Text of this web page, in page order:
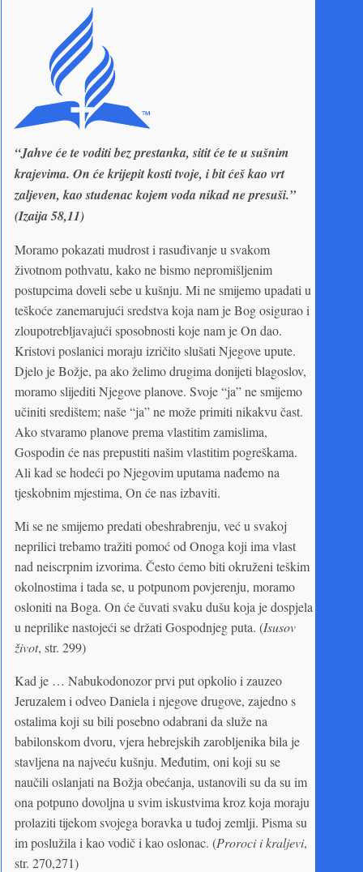
“Jahve će te voditi bez prestanka, sitit će te u sušnim
krajevima. On će krijepit kosti tvoje, i bit ćeš kao vrt
zaljeven, kao studenac kojem voda nikad ne presuši.”
(Izaija 58,11)
Moramo pokazati mudrost i rasuđivanje u svakom
životnom pothvatu, kako ne bismo nepromišljenim
postupcima doveli sebe u kušnju. Mi ne smijemo upadati u
teškoće zanemarujući sredstva koja nam je Bog osigurao i
zloupotrebljavajući sposobnosti koje nam je On dao.
Kristovi poslanici moraju izričito slušati Njegove upute.
Djelo je Božje, pa ako želimo drugima donijeti blagoslov,
moramo slijediti Njegove planove. Svoje “ja” ne smijemo
učiniti središtem; naše “ja” ne može primiti nikakvu čast.
Ako stvaramo planove prema vlastitim zamislima,
Gospodin će nas prepustiti našim vlastitim pogreškama.
Ali kad se hodeći po Njegovim uputama nađemo na
tjeskobnim mjestima, On će nas izbaviti.
Mi se ne smijemo predati obeshrabrenju, već u svakoj
neprilici trebamo tražiti pomoć od Onoga koji ima vlast
nad neiscrpnim izvorima. Često ćemo biti okruženi teškim
okolnostima i tada se, u potpunom povjerenju, moramo
osloniti na Boga. On će čuvati svaku dušu koja je dospjela
u neprilike nastojeći se držati Gospodnjeg puta. (Isusov
život, str. 299)
Kad je … Nabukodonozor prvi put opkolio i zauzeo
Jeruzalem i odveo Daniela i njegove drugove, zajedno s
ostalima koji su bili posebno odabrani da služe na
babilonskom dvoru, vjera hebrejskih zarobljenika bila je
stavljena na najveću kušnju. Međutim, oni koji su se
naučili oslanjati na Božja obećanja, ustanovili su da su im
ona potpuno dovoljna u svim iskustvima kroz koja moraju
prolaziti tijekom svojega boravka u tuđoj zemlji. Pisma su
im poslužila i kao vodič i kao oslonac. (Proroci i kraljevi,
str. 270,271)